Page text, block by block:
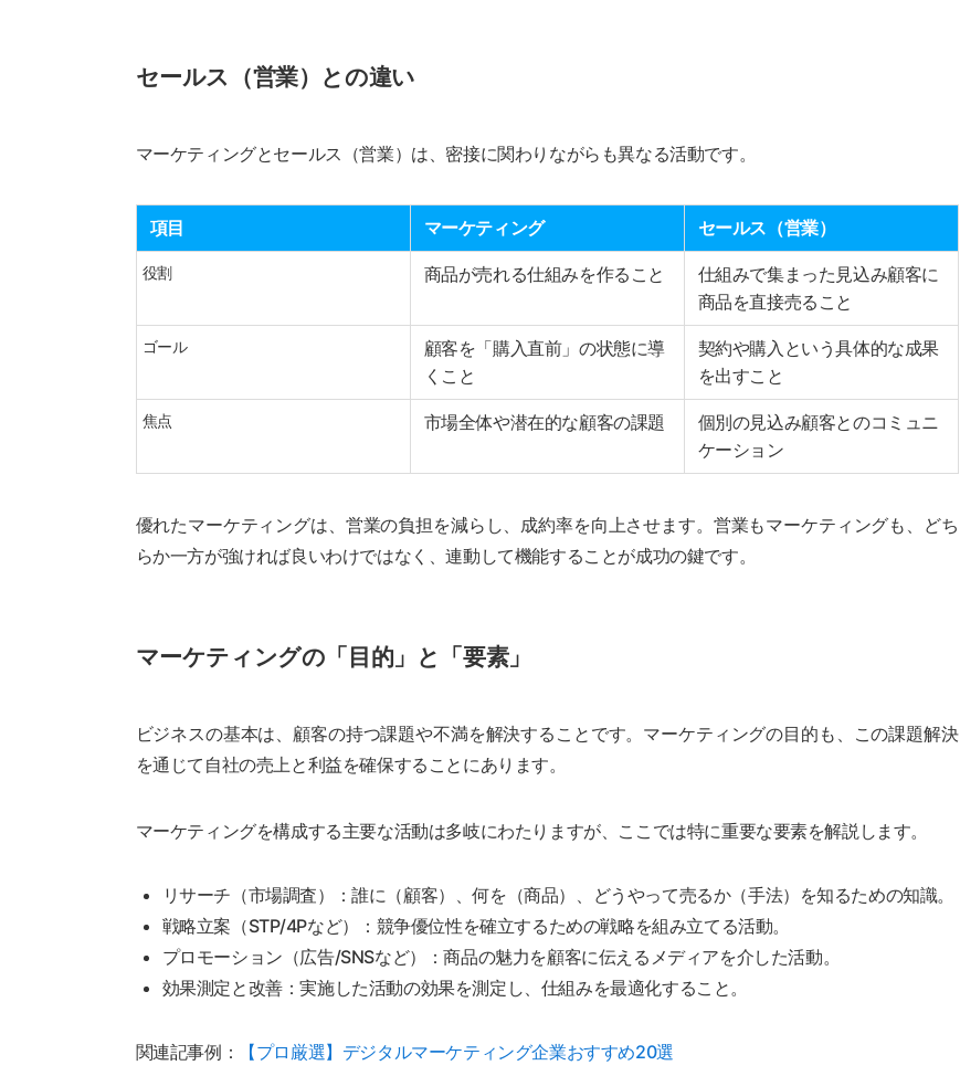
セールス（営業）との違い
マーケティングとセールス（営業）は、密接に関わりながらも異なる活動です。
項目 マーケティング セールス（営業）
役割 商品が売れる仕組みを作ること
仕組みで集まった見込み顧客に
商品を直接売ること
ゴール
顧客を「購入直前」の状態に導
くこと
契約や購入という具体的な成果
を出すこと
焦点 市場全体や潜在的な顧客の課題
個別の見込み顧客とのコミュニ
ケーション
優れたマーケティングは、営業の負担を減らし、成約率を向上させます。営業もマーケティングも、どち
らか一方が強ければ良いわけではなく、連動して機能することが成功の鍵です。
マーケティングの「目的」と「要素」
ビジネスの基本は、顧客の持つ課題や不満を解決することです。マーケティングの目的も、この課題解決
を通じて自社の売上と利益を確保することにあります。
マーケティングを構成する主要な活動は多岐にわたりますが、ここでは特に重要な要素を解説します。
リサーチ（市場調査）：誰に（顧客）、何を（商品）、どうやって売るか（手法）を知るための知識。
戦略立案（STP/4Pなど）：競争優位性を確立するための戦略を組み立てる活動。
プロモーション（広告/SNSなど）：商品の魅力を顧客に伝えるメディアを介した活動。
効果測定と改善：実施した活動の効果を測定し、仕組みを最適化すること。
関連記事例： 【プロ厳選】デジタルマーケティング企業おすすめ20選